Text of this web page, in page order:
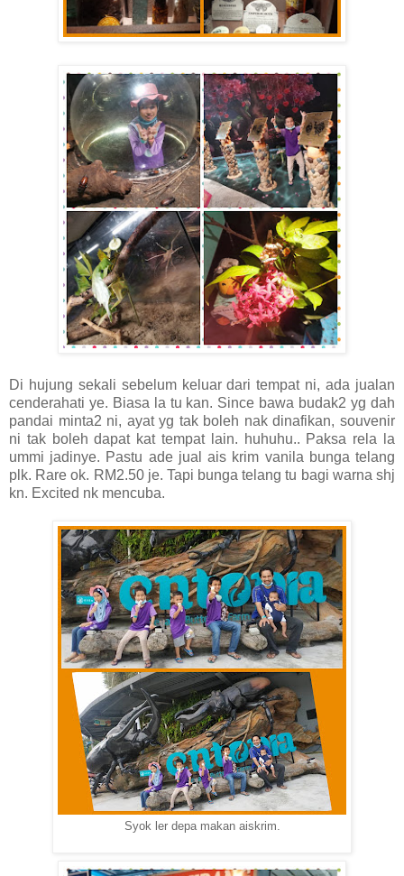
Di hujung sekali sebelum keluar dari tempat ni, ada jualan
cenderahati ye. Biasa la tu kan. Since bawa budak2 yg dah
pandai minta2 ni, ayat yg tak boleh nak dinafikan, souvenir
ni tak boleh dapat kat tempat lain. huhuhu.. Paksa rela la
ummi jadinye. Pastu ade jual ais krim vanila bunga telang
plk. Rare ok. RM2.50 je. Tapi bunga telang tu bagi warna shj
kn. Excited nk mencuba.
Syok ler depa makan aiskrim.